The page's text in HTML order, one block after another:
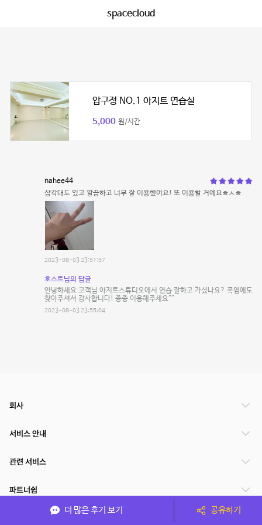
spacecloud
압구정 NO.1 아지트 연습실
5,000 원/시간
nahee44
삼각대도 있고 깔끔하고 너무 잘 이용했어요! 또 이용할 거예요ㅎㅅㅎ
2023-08-03 23:51:57
호스트님의 답글
안녕하세요 고객님 아지트스튜디오에서 연습 잘하고 가셨나요? 폭염에도
찾아주셔서 감사합니다! 종종 이용해주세요^^
2023-08-03 23:55:04
더 많은 후기 보기 공유하기
회사
서비스 안내
관련 서비스
파트너쉽
서비스 제공 국가